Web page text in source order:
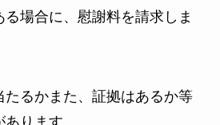
場合に、慰謝料を請求しま
るかまた、証拠はあるか等